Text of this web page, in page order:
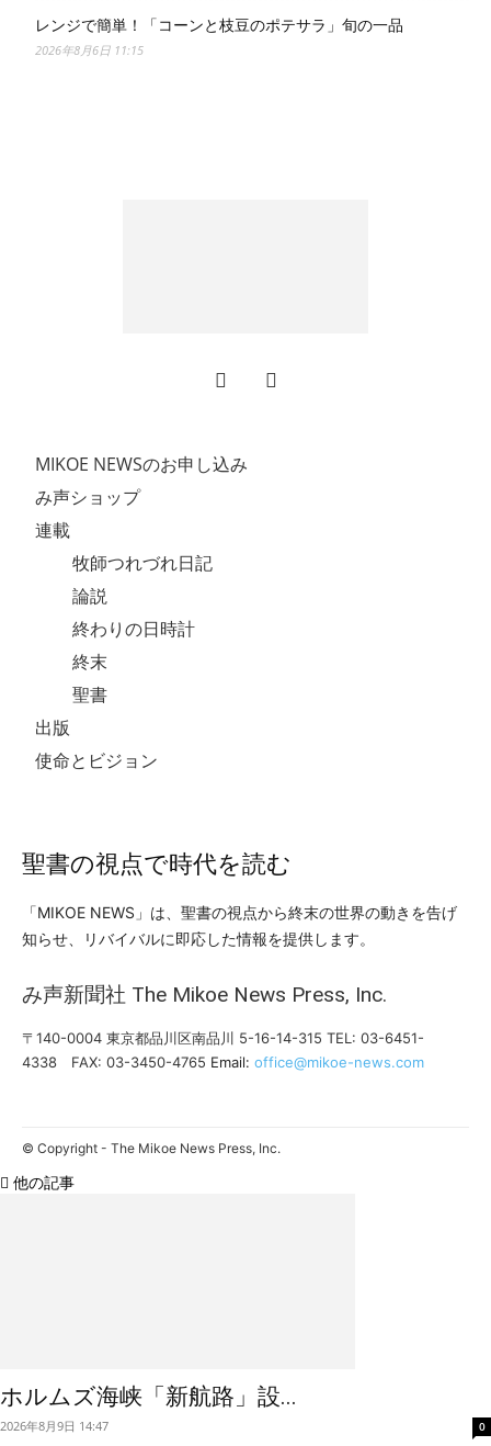
レンジで簡単！「コーンと枝豆のポテサラ」旬の一品
2026年8月6日 11:15
MIKOE NEWSのお申し込み
み声ショップ
連載
牧師つれづれ日記
論説
終わりの日時計
終末
聖書
出版
使命とビジョン
聖書の視点で時代を読む
「MIKOE NEWS」は、聖書の視点から終末の世界の動きを告げ
知らせ、リバイバルに即応した情報を提供します。
み声新聞社 The Mikoe News Press, Inc.
〒140-0004 東京都品川区南品川 5-16-14-315 TEL: 03-6451-
4338 FAX: 03-3450-4765 Email: office@mikoe-news.com
© Copyright - The Mikoe News Press, Inc.
他の記事
ホルムズ海峡「新航路」設...
2026年8月9日 14:47 0